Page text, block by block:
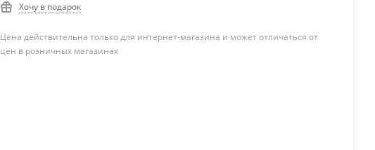
Хочу в подарок
Цена действительна только для интернет-магазина и может отличаться от
цен в розничных магазинах